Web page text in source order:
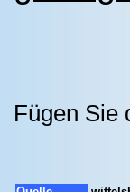
Fügen Sie